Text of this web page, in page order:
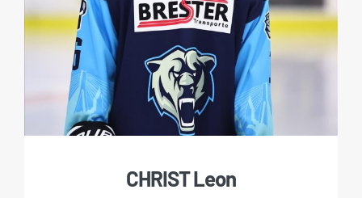
CHRIST Leon